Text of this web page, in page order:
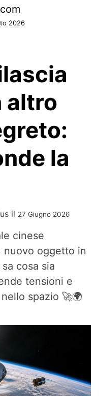
2026
altro
la
il 27 Giugno 2026
cinese
nuovo oggetto in
cosa sia
tensioni e
spazio 🚀🌍